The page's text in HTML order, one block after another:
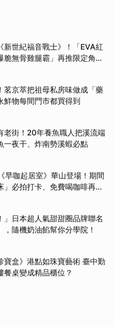
新世紀福音戰士》！「EVA紅
脆無骨雞腿霸」再推限定角色
茗京萃把祖母私房味做成「藥
物每間門市都買得到
老街！20年養魚職人把溪流端
夜干、炸南勢溪蝦必點
早咖起居室》華山登場！期間
」必拍打卡、免費喝咖啡再拿
」日本超人氣甜甜圈品牌聯名
，隨機奶油餡幫你分學院！
寶盒》港點如珠寶藝術 臺中勤
餐桌變成精品櫃位？